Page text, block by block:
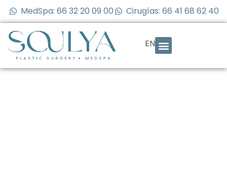
MedSpa: 66 32 20 09 00 Cirugías: 66 41 68 62 40
EN